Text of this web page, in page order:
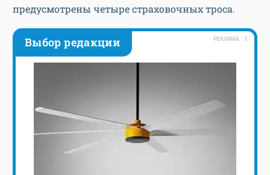
предусмотрены четыре страховочных троса.
Выбор редакции РЕКЛАМА